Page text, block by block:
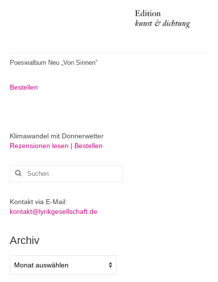
Poesiealbum Neu „Von Sinnen”
Bestellen
Klimawandel mit Donnerwetter
Rezensionen lesen | Bestellen
Suchen
Kontakt via E-Mail:
kontakt@lyrikgesellschaft.de
Archiv